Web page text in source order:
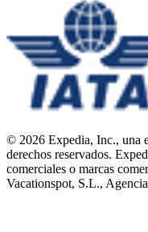
© 2026 Expedia, Inc., una
derechos reservados.
comerciales o marcas
Vacationspot, S.L.,